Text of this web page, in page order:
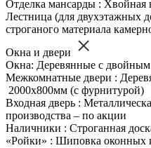
Отделка мансарды : Хвойная
Лестница (для двухэтажных
строганого материала
Окна и двери
Окна: Деревянные с
Межкомнатные двери :
2000х800мм (с фурнитурой)
Входная дверь :
производства – по акции
Наличники : Строганная
«Ройки» : Шиповка оконных